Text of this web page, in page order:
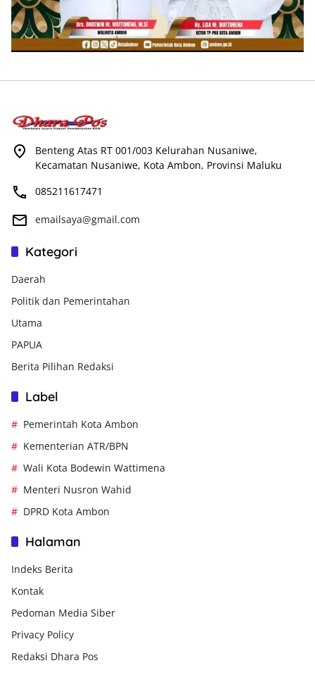
Benteng Atas RT 001/003 Kelurahan Nusaniwe,
Kecamatan Nusaniwe, Kota Ambon, Provinsi Maluku
085211617471
emailsaya@gmail.com
Kategori
Daerah
Politik dan Pemerintahan
Utama
PAPUA
Berita Pilihan Redaksi
Label
Pemerintah Kota Ambon
Kementerian ATR/BPN
Wali Kota Bodewin Wattimena
Menteri Nusron Wahid
DPRD Kota Ambon
Halaman
Indeks Berita
Kontak
Pedoman Media Siber
Privacy Policy
Redaksi Dhara Pos